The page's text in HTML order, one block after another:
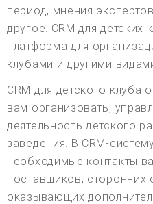
период, мнения
другое. CRM для детских
платформа для
клубами и другими
CRM для детского клуба
вам организовать,
деятельность детского
заведения. В CRM-
необходимые контакты
поставщиков, сторонних
оказывающих